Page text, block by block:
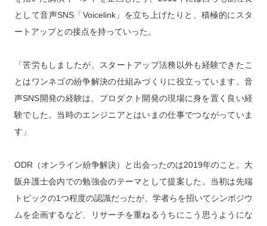
として音声SNS「Voicelink」を立ち上げたりと、積極的にスタ
ートアップとの接点を持っていった。
「苦労もしましたが、スタートアップ法務以外も経験できたこ
とはワンネゴの紛争解決の仕組みづくりに役立っています。音
声SNS開発の経験は、プロダクト開発の現場に身を置く良い経
験でした。当時のエンジニアとはいまの仕事でつながっていま
す」
ODR（オンライン紛争解決）と出会ったのは2019年のこと。大
阪弁護士会内での勉強会のテーマとして提案した。当初は先端
トピックの1つ程度の認識だったが、学者らを招いてシンポジウ
ムを企画するなど、リサーチを重ねるうちにこう思うようにな